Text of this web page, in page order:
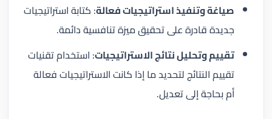
صياغة وتنفيذ استراتيجيات فعالة: كتابة استراتيجيات
جديدة قادرة على تحقيق ميزة تنافسية دائمة.
تقييم وتحليل نتائج الاستراتيجيات: استخدام تقنيات
تقييم النتائج لتحديد ما إذا كانت الاستراتيجيات فعالة
أم بحاجة إلى تعديل.